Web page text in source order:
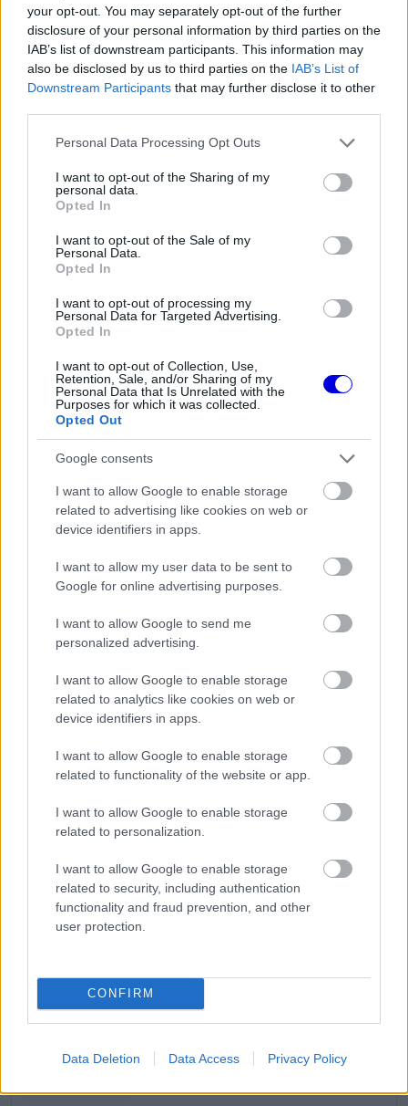
your opt-out. You may separately opt-out of the further
disclosure of your personal information by third parties on the
IAB’s list of downstream participants. This information may
also be disclosed by us to third parties on the IAB’s List of
Downstream Participants that may further disclose it to other
Please note that this website/app uses one or more Google
not limited to your visit or usage behaviour. You may click to
grant or deny consent to Google and its third-party tags to
use your data for below specified purposes in below Google
consent section.
Personal Data Processing Opt Outs
I want to opt-out of the Sharing of my
personal data.
Opted In
I want to opt-out of the Sale of my
Personal Data.
Opted In
I want to opt-out of processing my
Personal Data for Targeted Advertising.
Opted In
I want to opt-out of Collection, Use,
Retention, Sale, and/or Sharing of my
Personal Data that Is Unrelated with the
Purposes for which it was collected.
Opted Out
Google consents
I want to allow Google to enable storage
related to advertising like cookies on web or
device identifiers in apps.
I want to allow my user data to be sent to
Google for online advertising purposes.
I want to allow Google to send me
personalized advertising.
I want to allow Google to enable storage
related to analytics like cookies on web or
device identifiers in apps.
I want to allow Google to enable storage
related to functionality of the website or app.
I want to allow Google to enable storage
related to personalization.
I want to allow Google to enable storage
related to security, including authentication
functionality and fraud prevention, and other
user protection.
CONFIRM
Data Deletion Data Access Privacy Policy
haladt Mitch Evans korábbi balesete miatt. Martí,
aki első Formula E-futamán a legjobb tíz között
autózott, láthatóan nem számított arra, hogy az
következtében pedig autója a levegőbe repült,
lángra kapott.
Video
Player
is
loading.
This
modal
The media could not be loaded, either because
is not supported.
Szerencsére Martí saját erejéből ki tudott szállni a
roncsból, és a tűzoltók is gyorsan eloltották a
zászlóval megszakította a futamot, hogy a
végezni.
FORMA-1
Christian Horner lehet a Williams
megmentője
Minden lapját egyetlen pilótára
A nap, amikor kihunytak a fények
Mika Hakkinen előtt